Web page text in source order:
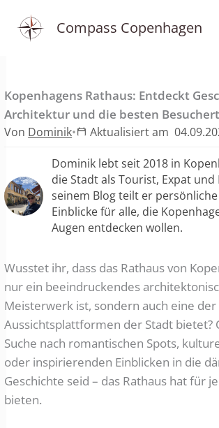
Inhalt
springen
Compass Copenhagen
Kopenhagens Rathaus: Entdeckt
Architektur und die besten
Von Dominik• Aktualisiert am
Dominik lebt seit 2018 in
die Stadt als Tourist, Expat und
seinem Blog teilt er
Einblicke für alle, die
Augen entdecken wollen.
Wusstet ihr, dass das Rathaus von
nur ein beeindruckendes
Meisterwerk ist, sondern auch eine der
Aussichtsplattformen der Stadt bietet?
Suche nach romantischen Spots,
oder inspirierenden Einblicken in die
Geschichte seid – das Rathaus hat für
bieten.